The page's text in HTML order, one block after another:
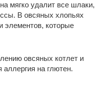
мягко удалит все шлаки,
В овсяных хлопьях
элементов, которые
овсяных котлет и
на глютен.